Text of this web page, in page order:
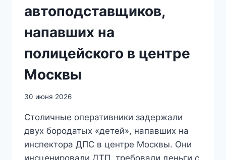
автоподставщиков,
напавших на
полицейского в центре
Москвы
30 июня 2026
Столичные оперативники задержали
двух бородатых «детей», напавших на
инспектора ДПС в центре Москвы. Они